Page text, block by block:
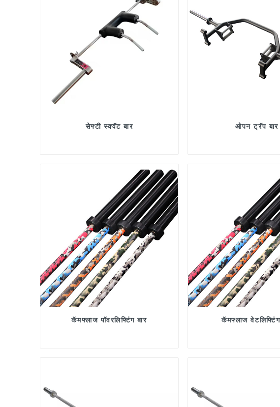
सेफ्टी स्क्वॅट बार ओपन ट्रॅप बार
कॅमफ्लाज पॉवरलिफ्टिंग बार कॅमफ्लाज वेटलिफ्टिंग